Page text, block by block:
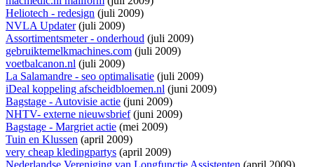
Heliotech - redesign (juli 2009)
NVLA Updater(juli 2009)
Assortimentsmeter - onderhoud (juli 2009)
gebruiktemelkmachines.com (juli 2009)
voetbalcanon.nl (juli 2009)
La Salamandre - seo optimalisatie (juli 2009)
iDeal koppeling afscheidbloemen.nl (juni 2009)
Bagstage - Autovisie actie (juni 2009)
NHTV- externe nieuwsbrief(juni 2009)
Bagstage - Margriet actie (mei 2009)
Tuin en Klussen (april 2009)
very cheap kledingpartys (april 2009)